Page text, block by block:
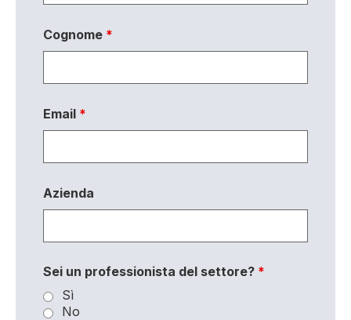
Cognome *
Email *
Azienda
Sei un professionista del settore? *
Sì
No